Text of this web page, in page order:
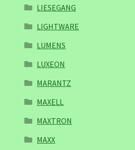
LIESEGANG
LIGHTWARE
LUMENS
LUXEON
MARANTZ
MAXELL
MAXTRON
MAXX